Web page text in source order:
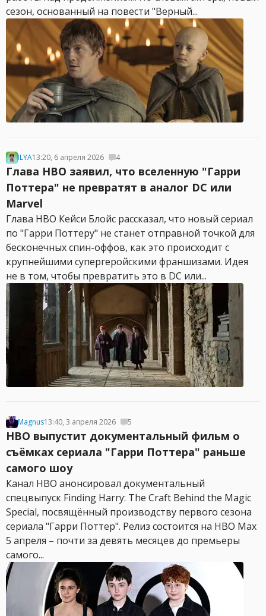
сезон, основанный на повести "Верный...
ILYA13:20, 6 апреля 2026 4
Глава HBO заявил, что вселенную "Гарри
Поттера" не превратят в аналог DC или
Marvel
Глава HBO Кейси Блойс рассказал, что новый сериал
по "Гарри Поттеру" не станет отправной точкой для
бесконечных спин-оффов, как это происходит с
крупнейшими супергеройскими франшизами. Идея
не в том, чтобы превратить это в DC или...
Magnus13:40, 3 апреля 2026 5
HBO выпустит документальный фильм о
съёмках сериала "Гарри Поттера" раньше
самого шоу
Канал HBO анонсировал документальный
спецвыпуск Finding Harry: The Craft Behind the Magic
Special, посвящённый производству первого сезона
сериала "Гарри Поттер". Релиз состоится на HBO Max
5 апреля – почти за девять месяцев до премьеры
самого...